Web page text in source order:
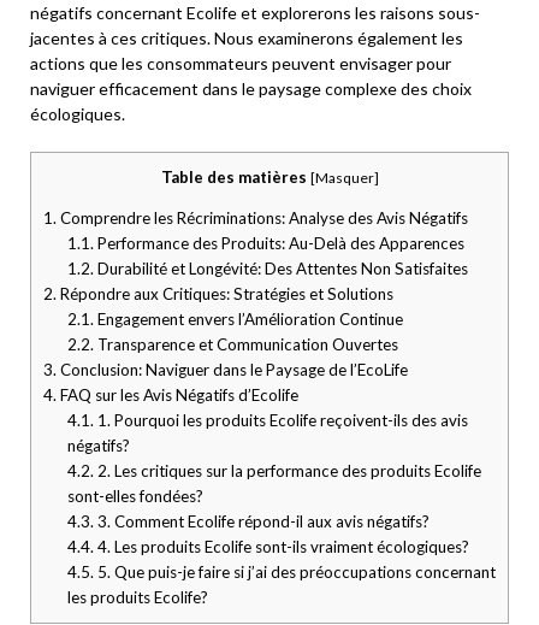
négatifs concernant Ecolife et explorerons les raisons sous-
jacentes à ces critiques. Nous examinerons également les
actions que les consommateurs peuvent envisager pour
naviguer efficacement dans le paysage complexe des choix
écologiques.
Table des matières [Masquer]
1. Comprendre les Récriminations: Analyse des Avis Négatifs
1.1. Performance des Produits: Au-Delà des Apparences
1.2. Durabilité et Longévité: Des Attentes Non Satisfaites
2. Répondre aux Critiques: Stratégies et Solutions
2.1. Engagement envers l’Amélioration Continue
2.2. Transparence et Communication Ouvertes
3. Conclusion: Naviguer dans le Paysage de l’EcoLife
4. FAQ sur les Avis Négatifs d’Ecolife
4.1. 1. Pourquoi les produits Ecolife reçoivent-ils des avis
négatifs?
4.2. 2. Les critiques sur la performance des produits Ecolife
sont-elles fondées?
4.3. 3. Comment Ecolife répond-il aux avis négatifs?
4.4. 4. Les produits Ecolife sont-ils vraiment écologiques?
4.5. 5. Que puis-je faire si j’ai des préoccupations concernant
les produits Ecolife?